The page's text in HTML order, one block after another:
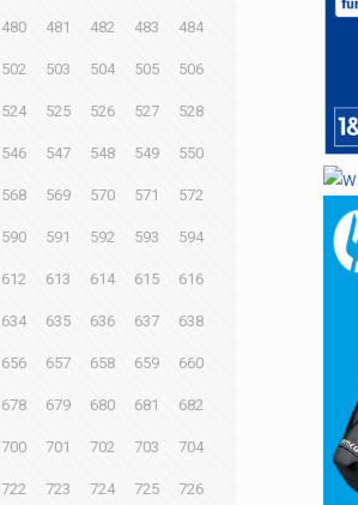
480 481 482 483 484
502 503 504 505 506
524 525 526 527 528
546 547 548 549 550
568 569 570 571 572
590 591 592 593 594
612 613 614 615 616
634 635 636 637 638
656 657 658 659 660
678 679 680 681 682
700 701 702 703 704
722 723 724 725 726